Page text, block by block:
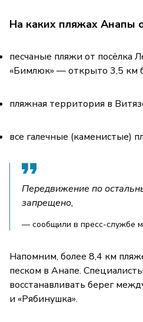
На каких пляжах Анапы
песчаные пляжи от посёлка
«Бимлюк» — открыто 3,5 км
пляжная территория в
все галечные (каменистые)
Передвижение по
запрещено,
— сообщили в пресс-службе
Напомним, более 8,4 км
песком в Анапе.
восстанавливать берег
и «Рябинушка».